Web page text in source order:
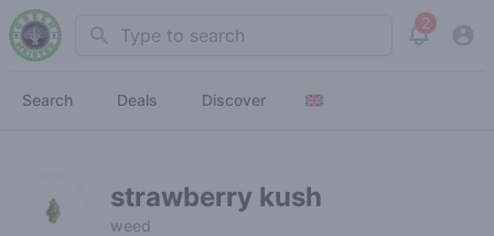
Search 2
View
Search Deals Discover
strawberry kush
weed